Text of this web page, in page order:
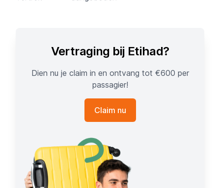
Vertraging bij Etihad?
Dien nu je claim in en ontvang tot €600 per
passagier!
Claim nu